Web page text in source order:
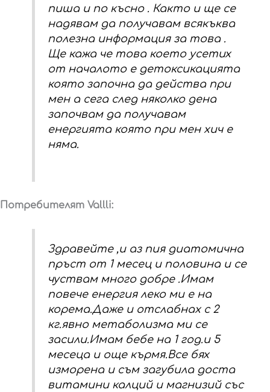
пиша и по късно . Както и ще се
надявам да получавам всякъква
полезна информация за това .
Ще кажа че това което усетих
от началото е детоксикацията
която започна да действа при
мен а сега след няколко дена
започвам да получавам
енергията която при мен хич е
няма.
Потребителят Vallli:
Здравейте ,и аз пия диатомична
пръст от 1 месец и половина и се
чуствам много добре .Имам
повече енергия леко ми е на
корема.Даже и отслабнах с 2
кг.явно метаболизма ми се
засили.Имам бебе на 1 год.и 5
месеца и още кърмя.Все бях
изморена и съм загубила доста
витамини калций и магнизий със